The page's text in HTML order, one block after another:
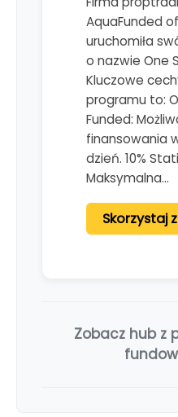
AquaFunded
uruchomiła
o nazwie One
Kluczowe
programu to:
Funded:
finansowania
dzień. 10%
Maksymalna…
Skorzystaj
Zobacz hub z